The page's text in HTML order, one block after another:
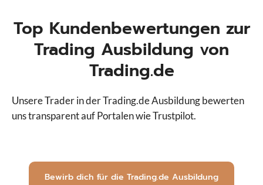
Top Kundenbewertungen zur
Trading Ausbildung von
Trading.de
Unsere Trader in der Trading.de Ausbildung bewerten
uns transparent auf Portalen wie Trustpilot.
Bewirb dich für die Trading.de Ausbildung